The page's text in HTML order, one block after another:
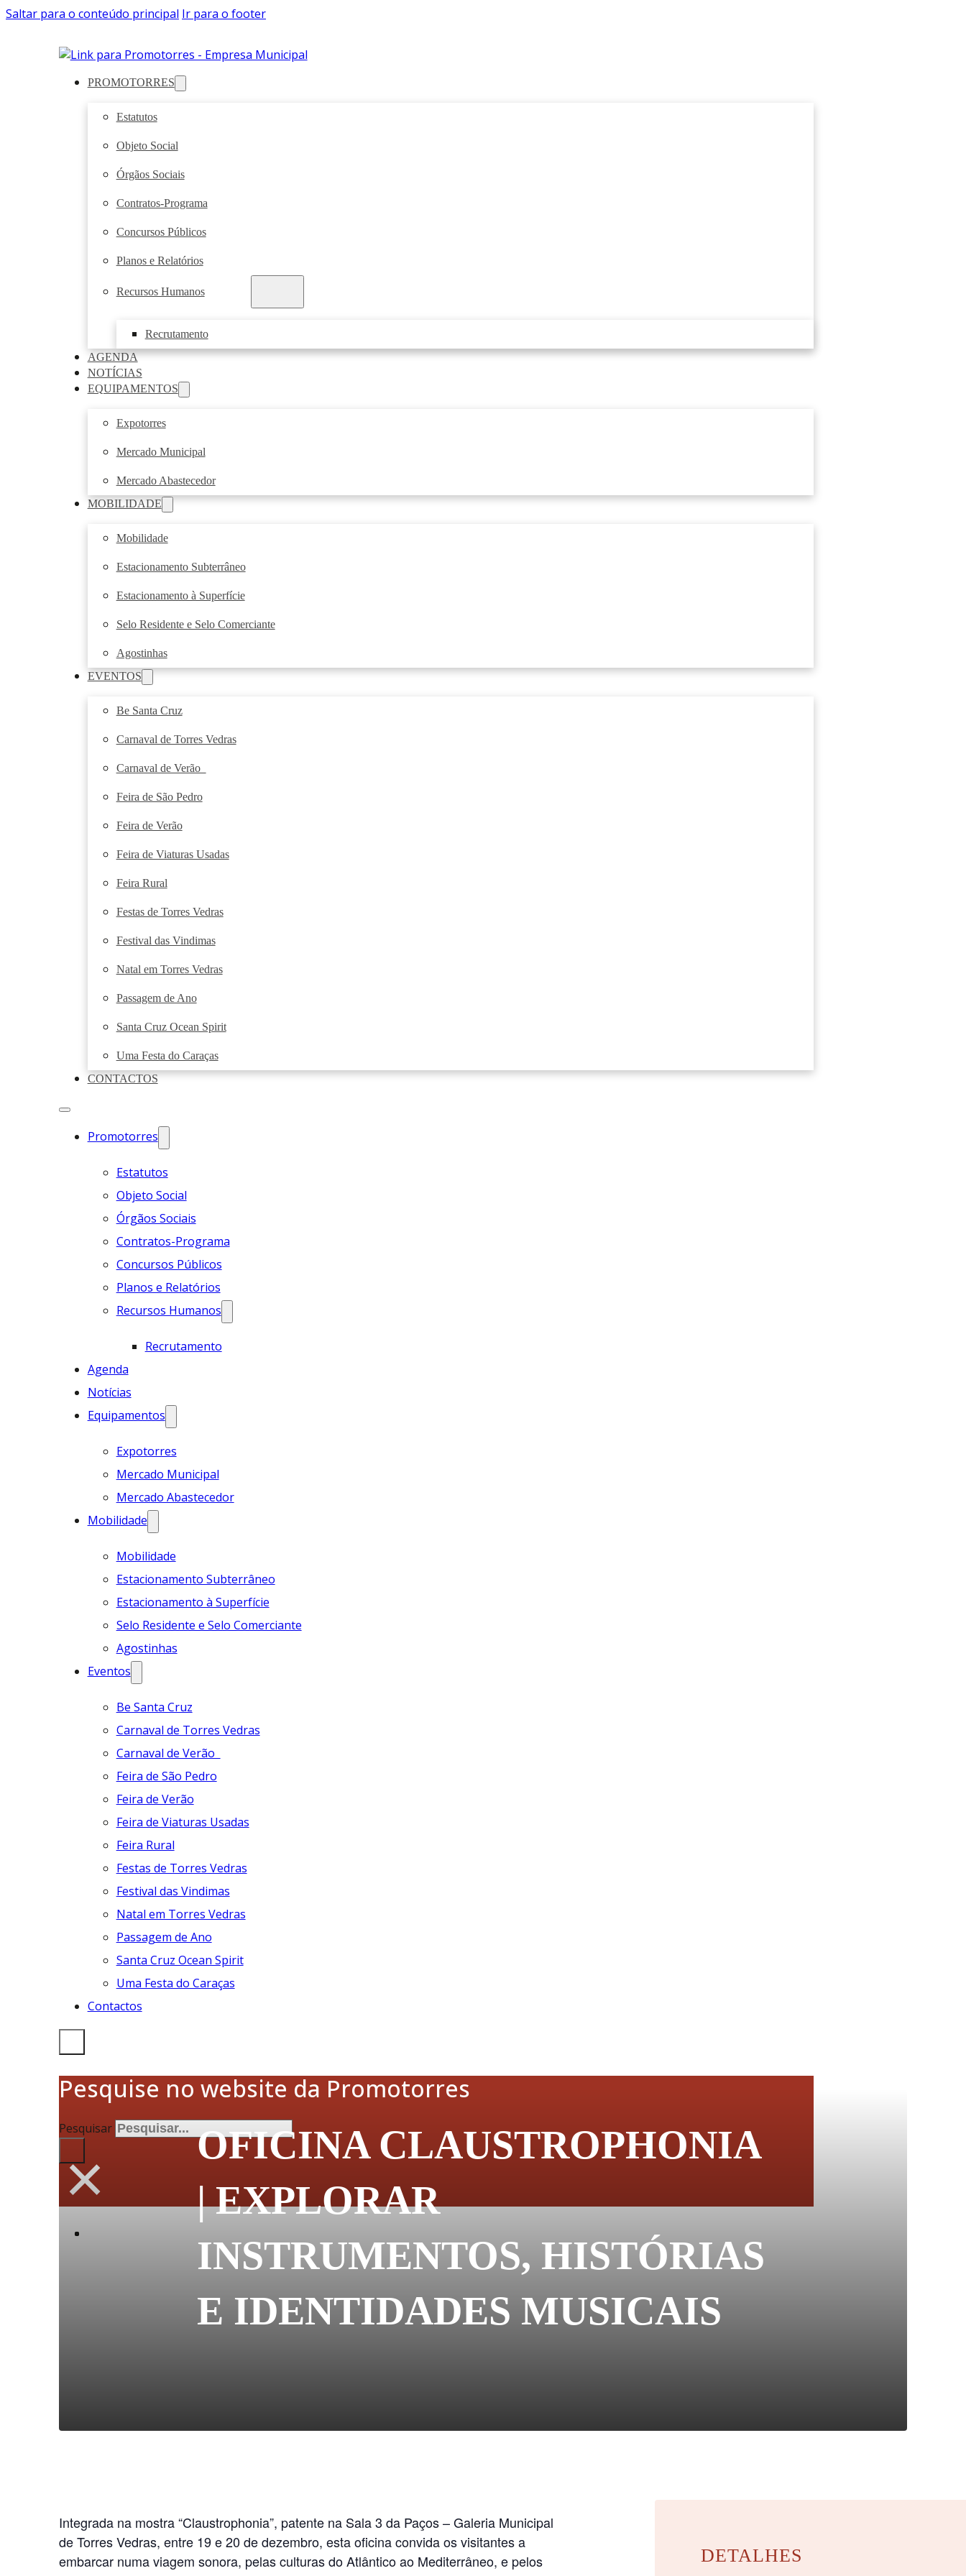
Saltar para o conteúdo principal Ir para o footer
PROMOTORRES
Estatutos
Objeto Social
Órgãos Sociais
Contratos-Programa
Concursos Públicos
Planos e Relatórios
Recursos Humanos
Recrutamento
AGENDA
NOTÍCIAS
EQUIPAMENTOS
Expotorres
Mercado Municipal
Mercado Abastecedor
MOBILIDADE
Mobilidade
Estacionamento Subterrâneo
Estacionamento à Superfície
Selo Residente e Selo Comerciante
Agostinhas
EVENTOS
Be Santa Cruz
Carnaval de Torres Vedras
Carnaval de Verão
Feira de São Pedro
Feira de Verão
Feira de Viaturas Usadas
Feira Rural
Festas de Torres Vedras
Festival das Vindimas
Natal em Torres Vedras
Passagem de Ano
Santa Cruz Ocean Spirit
Uma Festa do Caraças
CONTACTOS
Promotorres
Estatutos
Objeto Social
Órgãos Sociais
Contratos-Programa
Concursos Públicos
Planos e Relatórios
Recursos Humanos
Recrutamento
Agenda
Notícias
Equipamentos
Expotorres
Mercado Municipal
Mercado Abastecedor
Mobilidade
Mobilidade
Estacionamento Subterrâneo
Estacionamento à Superfície
Selo Residente e Selo Comerciante
Agostinhas
Eventos
Be Santa Cruz
Carnaval de Torres Vedras
Carnaval de Verão
Feira de São Pedro
Feira de Verão
Feira de Viaturas Usadas
Feira Rural
Festas de Torres Vedras
Festival das Vindimas
Natal em Torres Vedras
Passagem de Ano
Santa Cruz Ocean Spirit
Uma Festa do Caraças
Contactos
Pesquise no website da Promotorres
Pesquisar
×
OFICINA CLAUSTROPHONIA
| EXPLORAR
INSTRUMENTOS, HISTÓRIAS
E IDENTIDADES MUSICAIS
Integrada na mostra “Claustrophonia”, patente na Sala 3 da Paços – Galeria Municipal
de Torres Vedras, entre 19 e 20 de dezembro, esta oficina convida os visitantes a
embarcar numa viagem sonora, pelas culturas do Atlântico ao Mediterrâneo, e pelos
DETALHES